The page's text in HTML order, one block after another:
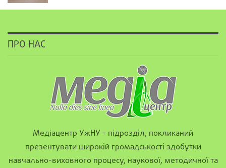
ПРО НАС
Медіацентр УжНУ – підрозділ, покликаний
презентувати широкій громадськості здобутки
навчально-виховного процесу, наукової, методичної та